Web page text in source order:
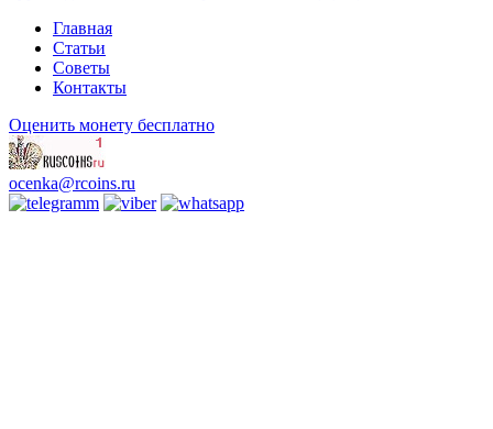
Главная
Статьи
Советы
Контакты
Оценить монету бесплатно
ocenka@rcoins.ru